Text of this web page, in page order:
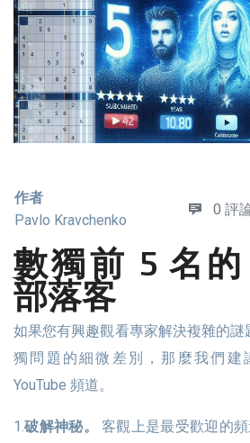
作者
Pavlo Kravchenko
0 評
數獨前 5 名的 YouTube
部落客
如果您有興趣觀看專家解決複雜的謎題並幫助您了解解決數
獨問題的細微差別，那麼我們建
YouTube 頻道。
1.破解神秘。客觀上是最受歡迎的